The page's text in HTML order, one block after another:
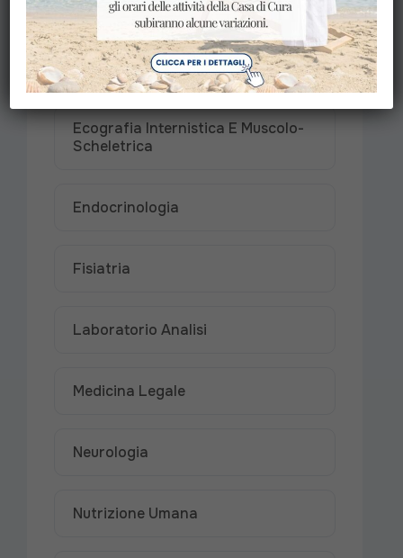
Chirurgia Vascolare
Direzione Sanitaria
Ecografia Internistica E Muscolo-
Scheletrica
Endocrinologia
Fisiatria
Laboratorio Analisi
Medicina Legale
Neurologia
Nutrizione Umana